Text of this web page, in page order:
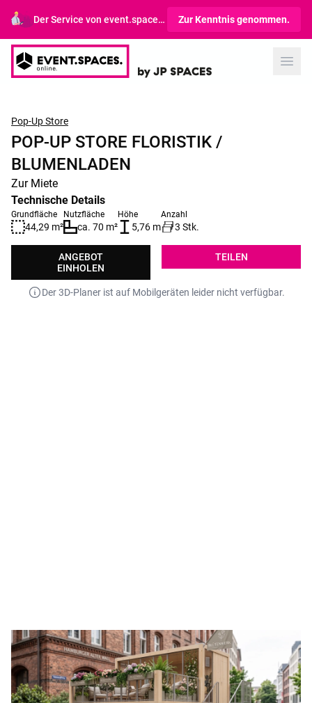
Der Service von event.spaces.online richtet sich ausschließlich an Gewerbetreibende. Zur Kenntnis genommen.
Pop-Up Store
POP-UP STORE FLORISTIK /
BLUMENLADEN
Zur Miete
Technische Details
Grundfläche
44,29 m²
Nutzfläche
ca. 70 m²
Höhe
5,76 m
Anzahl
3 Stk.
ANGEBOT
EINHOLEN
TEILEN
Der 3D-Planer ist auf Mobilgeräten leider nicht verfügbar.